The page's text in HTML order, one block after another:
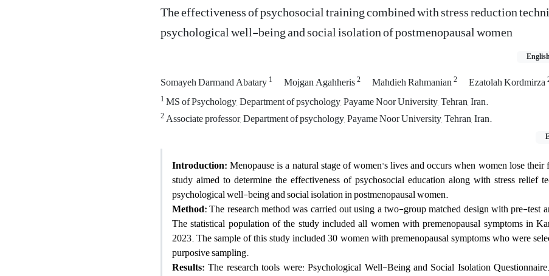
The effectiveness of psychosocial training combined with stress reduction
psychological well-being and social isolation of postmenopausal women
Somayeh Darmand Abatary1 Mojgan Agahheris2 Mahdieh Rahmanian2 Ezatolah Kordmirza
1MS of Psychology, Department of psychology, Payame Noor University, Tehran, Iran.
2Associate professor, Department of psychology, Payame Noor University, Tehran, Iran.
Introduction:Menopause is a natural stage of women's lives and occurs when women lose
study aimed to determine the effectiveness of psychosocial education along with stress relief
psychological well-being and social isolation in postmenopausal women.
Method:The research method was carried out using a two-group matched design with pre-test
The statistical population of the study included all women with premenopausal symptoms in
2023. The sample of this study included 30 women with premenopausal symptoms who were
purposive sampling.
Results: The research tools were: Psychological Well-Being and Social Isolation